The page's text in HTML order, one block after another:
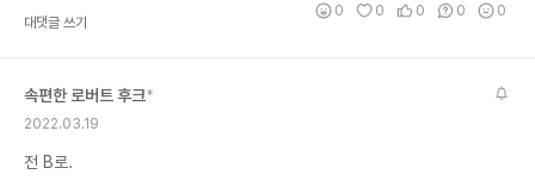
대댓글 쓰기
0 0 0 0 0
속편한 로버트 후크*
2022.03.19
전 B로.